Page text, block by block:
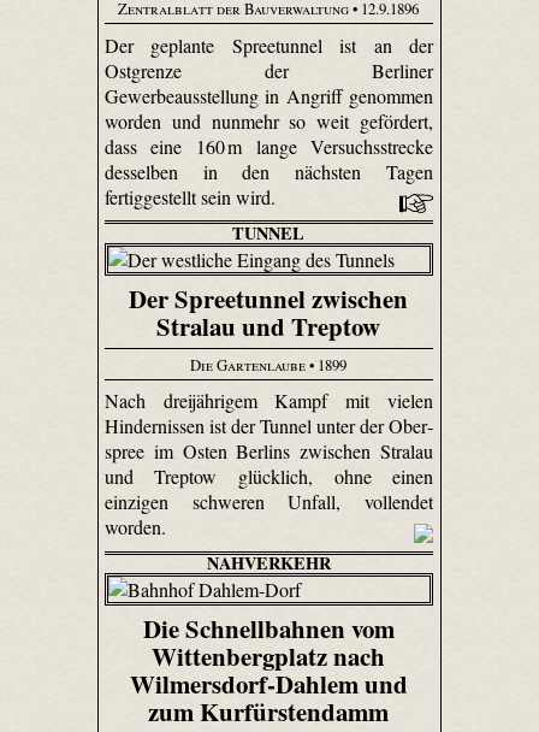
Zentralblatt der Bauverwaltung• 12.9.1896
Der geplante Spree­tunnel ist an der
Ostgrenze der Berliner
Gewerbeausstellung in Angriff genommen
worden und nunmehr so weit gefördert,
dass eine 160 m lange Versuchsstrecke
desselben in den nächsten Tagen
fertiggestellt sein wird.
TUNNEL
Der Spreetunnel zwischen
Stralau und Treptow
Die Gartenlaube• 1899
Nach dreijährigem Kampf mit vielen
Hindernissen ist der Tunnel unter der Ober­
spree im Osten Berlins zwischen Stralau
und Treptow glücklich, ohne einen
einzigen schweren Unfall, vollendet
worden.
NAHVERKEHR
Die Schnellbahnen vom
Wittenbergplatz nach
Wilmersdorf-Dahlem und
zum Kurfürstendamm